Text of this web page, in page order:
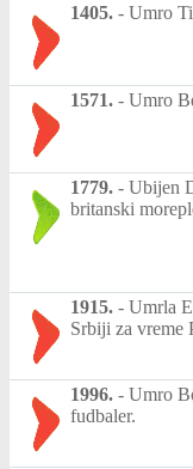
1405. - Umro
1571. - Umro
1779. - Ubijen
britanski
1915. - Umrla
Srbiji za vreme
1996. - Umro
fudbaler.